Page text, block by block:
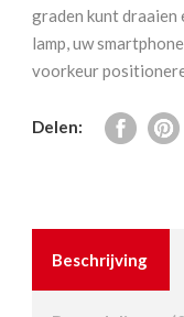
graden kunt draaien
lamp, uw
voorkeur
Delen:
Beschrijving